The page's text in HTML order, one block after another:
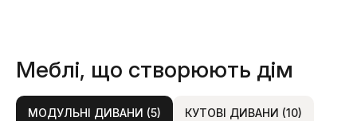
Меблі, що створюють дім
МОДУЛЬНІ ДИВАНИ (5) КУТОВІ ДИВАНИ (10)